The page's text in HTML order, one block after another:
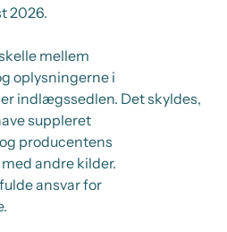
2026.
mellem
oplysningerne i
indlægssedlen. Det skyldes,
suppleret
producentens
andre kilder.
ansvar for